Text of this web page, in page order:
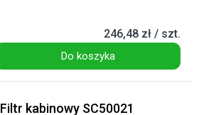
246,48 zł / szt.
Do koszyka
Filtr kabinowy SC50021